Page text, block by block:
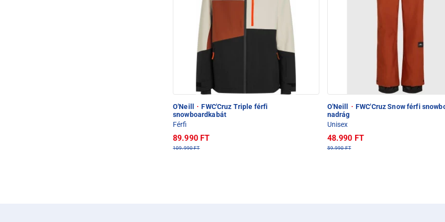
O'Neill · FWC'Cruz Triple férfi
snowboardkabát
Férfi
89.990 FT
109.990 FT
O'Neill · FWC'Cruz Snow férfi
nadrág
Unisex
48.990 FT
59.990 FT